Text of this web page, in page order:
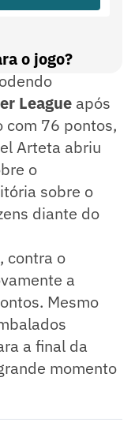
o jogo?
League após
com 76 pontos,
Arteta abriu
o
sobre o
diante do
contra o
a
Mesmo
a final da
momento